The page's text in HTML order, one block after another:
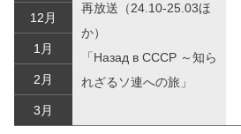
再放送（24.10-25.03ほ
か）
「Назад в СССР ～知ら
れざるソ連への旅」
12月
1月
2月
3月